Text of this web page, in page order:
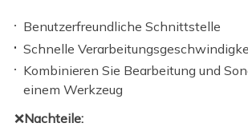
Benutzerfreundliche Schnittstelle
Schnelle
Kombinieren Sie Bearbeitung und
einem Werkzeug
❌Nachteile: